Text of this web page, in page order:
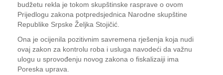
budžetu rekla je tokom skupštinske rasprave o ovom
Prijedlogu zakona potpredsjednica Narodne skupštine
Republike Srpske Željka Stojičić.
Ona je ocijenila pozitivnim savremena rješenja koja nudi
ovaj zakon za kontrolu roba i usluga navodeći da važnu
ulogu u sprovođenju novog zakona o fiskalizaiji ima
Poreska uprava.